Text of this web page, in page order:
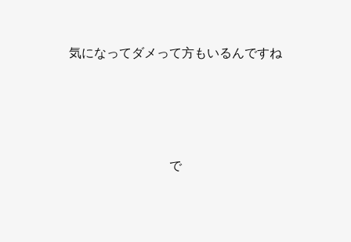
気になってダメって方もいるんですね
で